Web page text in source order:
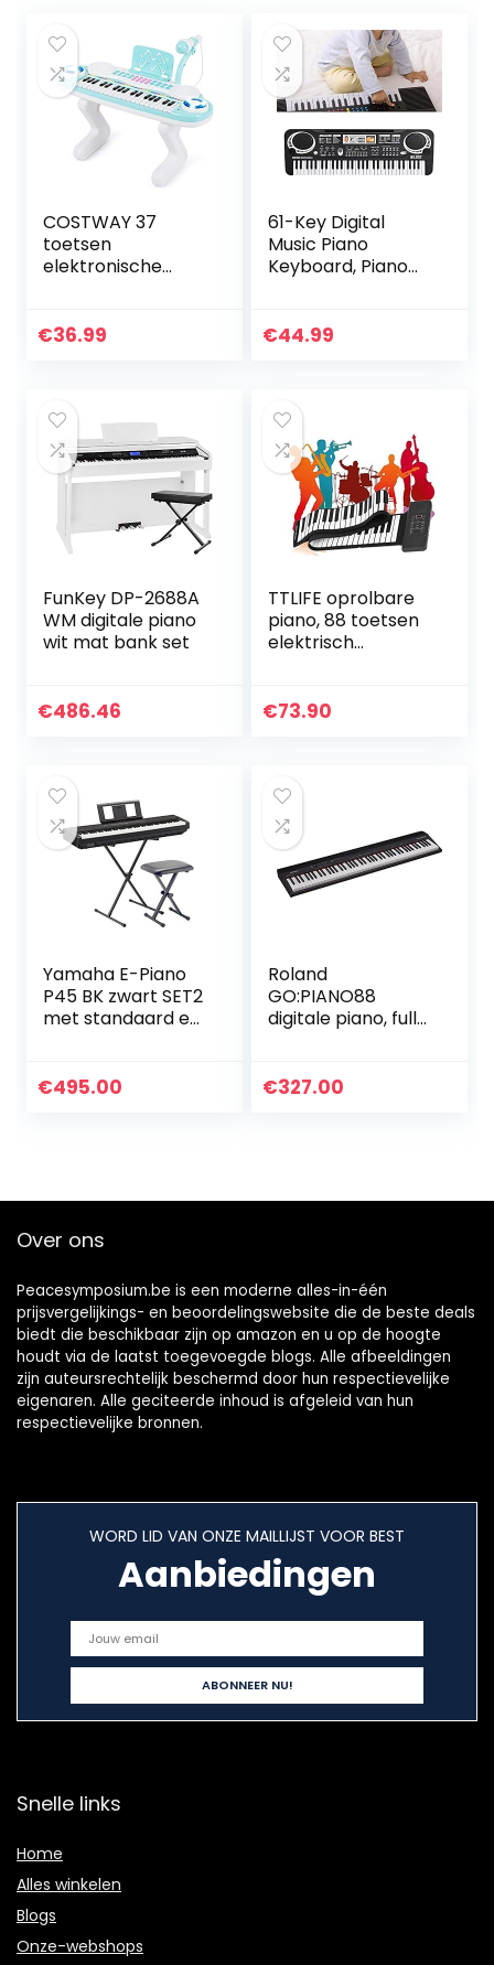
COSTWAY 37
toetsen
elektronische
draagbare
afneembare
benen, opnemen
& afspelen voor
verjaardagscadea
muzikaal
toetsenbord
peuter (Blauw)
€36.99
61-Key Digital
Music Piano
Keyboard, Piano
Kinderen
met Microfoon
voor Beginners
Jongens Meisjes,
EU Plug
€44.99
FunKey DP-2688A
WM digitale piano
wit mat bank set
€486.46
TTLIFE oprolbare
piano, 88 toetsen
elektrisch
opvouwbaar
€73.90
Yamaha E-Piano
P45 BK zwart SET2
met standaard en
€495.00
Roland
GO:PIANO88
digitale piano, full-
€327.00
Over ons
Peacesymposium.be is een moderne alles-in-één
prijsvergelijkings- en beoordelingswebsite die de beste deals
biedt die beschikbaar zijn op amazon en u op de hoogte
houdt via de laatst toegevoegde blogs. Alle afbeeldingen
zijn auteursrechtelijk beschermd door hun respectievelijke
eigenaren. Alle geciteerde inhoud is afgeleid van hun
respectievelijke bronnen.
WORD LID VAN ONZE MAILLIJST VOOR BEST
Aanbiedingen
Snelle links
Home
Alles winkelen
Blogs
Onze-webshops